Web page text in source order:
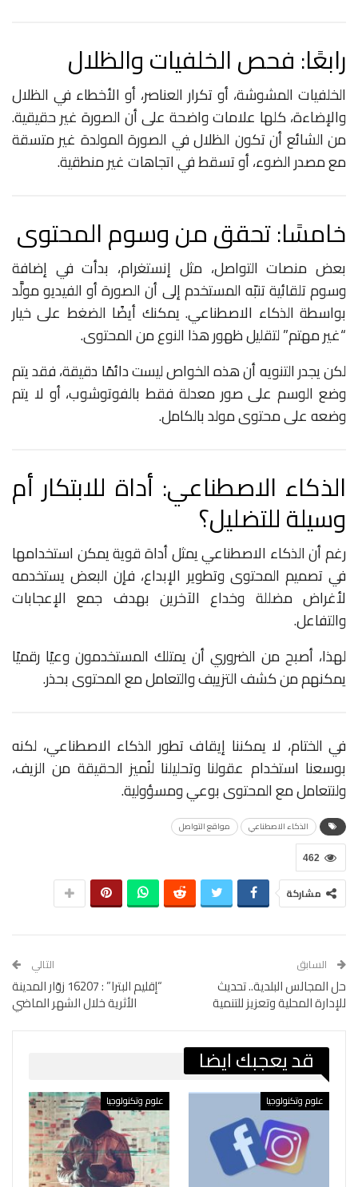
رابعًا: فحص الخلفيات والظلال
الخلفيات المشوشة، أو تكرار العناصر، أو الأخطاء في الظلال
والإضاءة، كلها علامات واضحة على أن الصورة غير حقيقية.
من الشائع أن تكون الظلال في الصورة المولدة غير متسقة
مع مصدر الضوء، أو تسقط في اتجاهات غير منطقية.
خامسًا: تحقق من وسوم المحتوى
بعض منصات التواصل، مثل إنستغرام، بدأت في إضافة
وسوم تلقائية تنبّه المستخدم إلى أن الصورة أو الفيديو مولَّد
بواسطة الذكاء الاصطناعي. يمكنك أيضًا الضغط على خيار
“غير مهتم” لتقليل ظهور هذا النوع من المحتوى.
لكن يجدر التنويه أن هذه الخواص ليست دائمًا دقيقة، فقد يتم
وضع الوسم على صور معدلة فقط بالفوتوشوب، أو لا يتم
وضعه على محتوى مولد بالكامل.
الذكاء الاصطناعي: أداة للابتكار أم
وسيلة للتضليل؟
رغم أن الذكاء الاصطناعي يمثل أداة قوية يمكن استخدامها
في تصميم المحتوى وتطوير الإبداع، فإن البعض يستخدمه
لأغراض مضللة وخداع الآخرين بهدف جمع الإعجابات
والتفاعل.
لهذا، أصبح من الضروري أن يمتلك المستخدمون وعيًا رقميًا
يمكنهم من كشف التزييف والتعامل مع المحتوى بحذر.
في الختام، لا يمكننا إيقاف تطور الذكاء الاصطناعي، لكنه
بوسعنا استخدام عقولنا وتحليلنا لنُميز الحقيقة من الزيف،
ولنتعامل مع المحتوى بوعي ومسؤولية.
الذكاء الاصطناعي مواقع التواصل
462
مشاركة
السابق
حل المجالس البلدية.. تحديث
للإدارة المحلية وتعزيز للتنمية
التالي
“إقليم البترا” : 16207 زوّار المدينة
الأثرية خلال الشهر الماضي
قد يعجبك ايضا
علوم وتكنولوجيا علوم وتكنولوجيا